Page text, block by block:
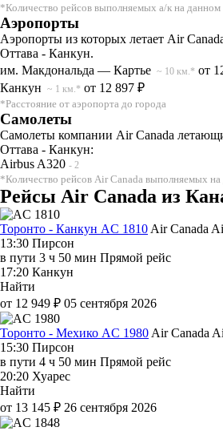
*Количество рейсов выполняемых а/к на данном
Аэропорты
Аэропорты из которых летает Air
Оттава - Канкун.
им. Макдональда — Картье ~ 10 км.* от
Канкун ~ 1 км.* от 12 897 ₽
*Расстояние от аэропорта до города
Самолеты
Самолеты компании Air Canada
Оттава - Канкун:
Airbus A320 - 2
*Количество рейсов Air Canada выполняемых на
Рейсы Air Canada из
Торонто - Канкун AC 1810 Air Canada
13:30 Пирсон
в пути 3 ч 50 мин Прямой рейс
17:20 Канкун
Найти
от 12 949 ₽ 05 сентября 2026
Торонто - Мехико AC 1980 Air Canada
15:30 Пирсон
в пути 4 ч 50 мин Прямой рейс
20:20 Хуарес
Найти
от 13 145 ₽ 26 сентября 2026